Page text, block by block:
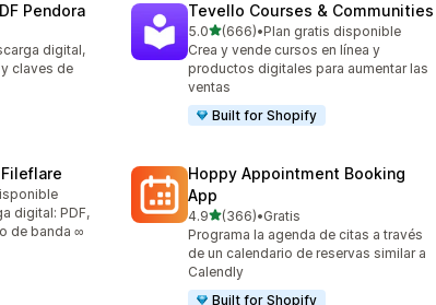
Pendora
digital,
claves de
Tevello Courses & Communities
5.0de 5 estrellas
(666)
666 reseñas en total
•Plan gratis disponible
Crea y vende cursos en línea y
productos digitales para aumentar las
ventas
Built for Shopify
digital: PDF,
de banda ∞
Hoppy Appointment Booking
App
4.9de 5 estrellas
(366)
366 reseñas en total
•Gratis
Programa la agenda de citas a través
de un calendario de reservas similar a
Calendly
Built for Shopify